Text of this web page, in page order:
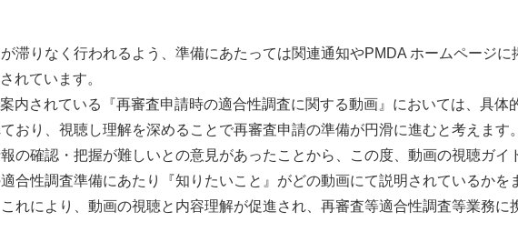
滞りなく行われるよう、準備にあたっては関連通知やPMDA ホームページ
れています。
内されている『再審査申請時の適合性調査に関する動画』においては、具
おり、視聴し理解を深めることで再審査申請の準備が円滑に進むと考えま
の確認・把握が難しいとの意見があったことから、この度、動画の視聴ガイ
合性調査準備にあたり『知りたいこと』がどの動画にて説明されているか
れにより、動画の視聴と内容理解が促進され、再審査等適合性調査等業務